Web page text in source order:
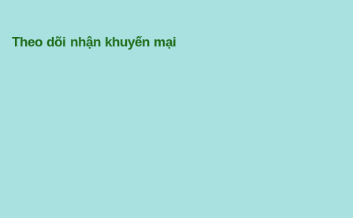
Theo dõi nhận khuyến mại